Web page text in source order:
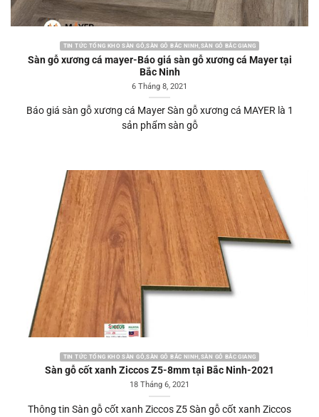
TIN TỨC TỔNG KHO SÀN GỖ,SÀN GỖ BẮC NINH,SÀN GỖ BẮC GIANG
Sàn gỗ xương cá mayer-Báo giá sàn gỗ xương cá Mayer tại
Bắc Ninh
6 Tháng 8, 2021
Báo giá sàn gỗ xương cá Mayer Sàn gỗ xương cá MAYER là 1
sản phẩm sàn gỗ
TIN TỨC TỔNG KHO SÀN GỖ,SÀN GỖ BẮC NINH,SÀN GỖ BẮC GIANG
Sàn gỗ cốt xanh Ziccos Z5-8mm tại Bắc Ninh-2021
18 Tháng 6, 2021
Thông tin Sàn gỗ cốt xanh Ziccos Z5 Sàn gỗ cốt xanh Ziccos